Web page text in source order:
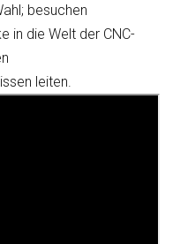
besuchen
in die Welt der CNC-
leiten.